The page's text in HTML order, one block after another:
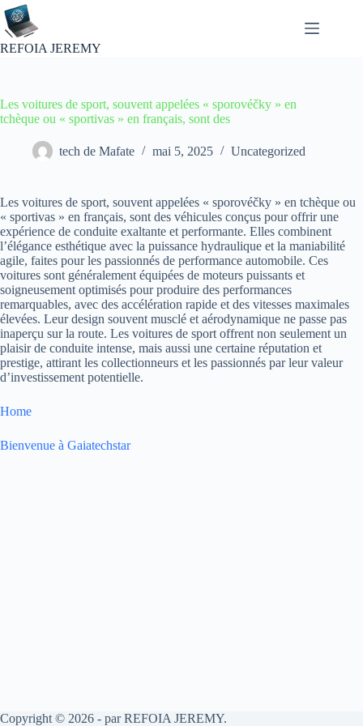
Passer
au
contenu
REFOIA JEREMY
Les voitures de sport, souvent appelées « sporovéčky » en
tchèque ou « sportivas » en français, sont des
tech de Mafate mai 5, 2025 Uncategorized
Les voitures de sport, souvent appelées « sporovéčky » en tchèque ou
« sportivas » en français, sont des véhicules conçus pour offrir une
expérience de conduite exaltante et performante. Elles combinent
l’élégance esthétique avec la puissance hydraulique et la maniabilité
agile, faites pour les passionnés de performance automobile. Ces
voitures sont généralement équipées de moteurs puissants et
soigneusement optimisés pour produire des performances
remarquables, avec des accélération rapide et des vitesses maximales
élevées. Leur design souvent musclé et aérodynamique ne passe pas
inaperçu sur la route. Les voitures de sport offrent non seulement un
plaisir de conduite intense, mais aussi une certaine réputation et
prestige, attirant les collectionneurs et les passionnés par leur valeur
d’investissement potentielle.
Home
Bienvenue à Gaiatechstar
Copyright © 2026 - par REFOIA JEREMY.